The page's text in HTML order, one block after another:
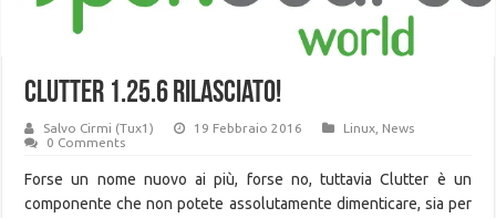
Clutter 1.25.6 rilasciato!
Salvo Cirmi (Tux1) 19 Febbraio 2016 Linux News
0 Comments
Forse un nome nuovo ai più, forse no, tuttavia Clutter è un
componente che non potete assolutamente dimenticare, sia per